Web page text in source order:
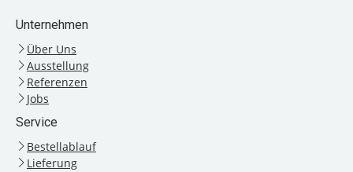
Unternehmen
Über Uns
Ausstellung
Referenzen
Jobs
Service
Bestellablauf
Lieferung